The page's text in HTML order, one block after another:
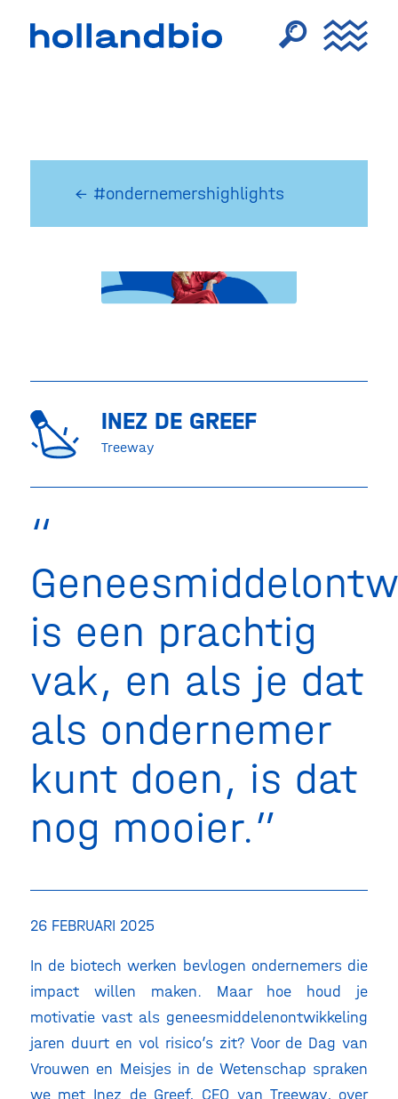
← #ondernemershighlights
INEZ DE GREEF
Treeway
is een prachtig
vak, en als je dat
als ondernemer
kunt doen, is dat
nog mooier.
26 FEBRUARI 2025
In de biotech werken bevlogen ondernemers die
impact willen maken. Maar hoe houd je
motivatie vast als geneesmiddelenontwikkeling
jaren duurt en vol risico’s zit? Voor de Dag van
Vrouwen en Meisjes in de Wetenschap spraken
we met Inez de Greef, CEO van Treeway, over